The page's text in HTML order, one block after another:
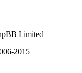
Limited
2015